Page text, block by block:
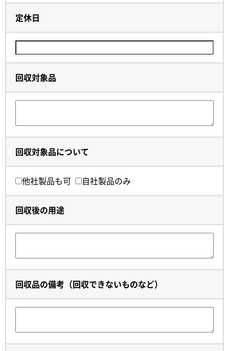
定休日
回収対象品
回収対象品について
他社製品も可 自社製品のみ
回収後の用途
回収品の備考（回収できないものなど）